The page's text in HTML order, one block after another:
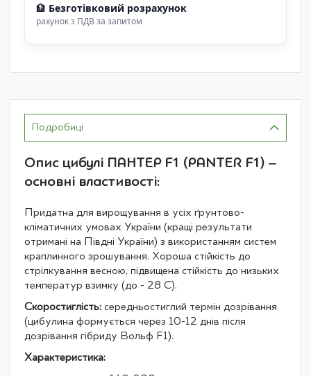
🏦 Безготівковий розрахунок
рахунок з ПДВ за запитом
Подробиці
Опис цибулі ПАНТЕР F1 (PANTER F1) –
основні властивості:
Придатна для вирощування в усіх ґрунтово-
кліматичних умовах України (кращі результати
отримані на Півдні України) з використанням систем
краплинного зрошування. Хороша стійкість до
стрілкування весною, підвищена стійкість до низьких
температур взимку (до - 28 С).
Скоростиглість: середньостиглий термін дозрівання
(цибулина формується через 10-12 днів після
дозрівання гібриду Вольф F1).
Характеристика: